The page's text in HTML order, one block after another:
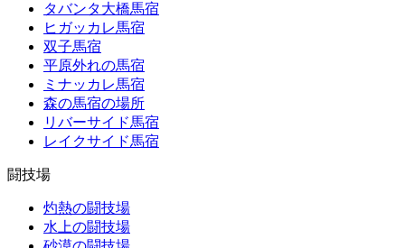
タバンタ大橋馬宿
ヒガッカレ馬宿
双子馬宿
平原外れの馬宿
ミナッカレ馬宿
森の馬宿の場所
リバーサイド馬宿
レイクサイド馬宿
闘技場
灼熱の闘技場
水上の闘技場